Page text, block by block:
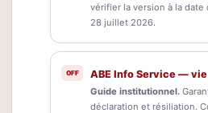
vérifier la version à la
28 juillet 2026.
ABE Info Service —
Guide institutionnel.
déclaration et résiliation.